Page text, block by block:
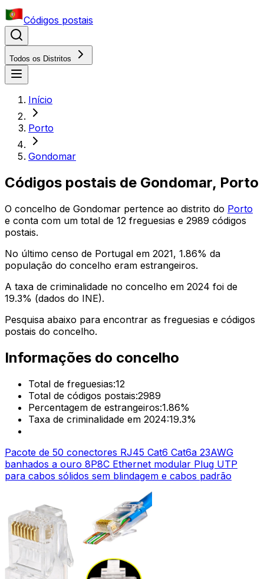
Códigos postais
Todos os Distritos
Início
Porto
Gondomar
Códigos postais de Gondomar, Porto
O concelho de Gondomar pertence ao distrito do Porto
e conta com um total de 12 freguesias e 2989 códigos
postais.
No último censo de Portugal em 2021, 1.86% da
população do concelho eram estrangeiros.
A taxa de criminalidade no concelho em 2024 foi de
19.3% (dados do INE).
Pesquisa abaixo para encontrar as freguesias e códigos
postais do concelho.
Informações do concelho
Total de freguesias:12
Total de códigos postais:2989
Percentagem de estrangeiros:1.86%
Taxa de criminalidade em 2024:19.3%
Pacote de 50 conectores RJ45 Cat6 Cat6a 23AWG
banhados a ouro 8P8C Ethernet modular Plug UTP
para cabos sólidos sem blindagem e cabos padrão